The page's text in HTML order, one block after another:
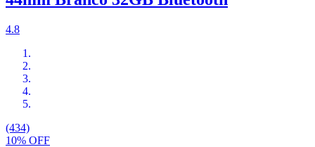
4.8
(434)
10% OFF